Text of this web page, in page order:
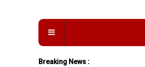
Breaking News :